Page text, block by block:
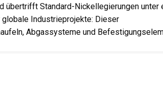
übertrifft Standard-Nickellegierungen unter
globale Industrieprojekte: Dieser
Abgassysteme und